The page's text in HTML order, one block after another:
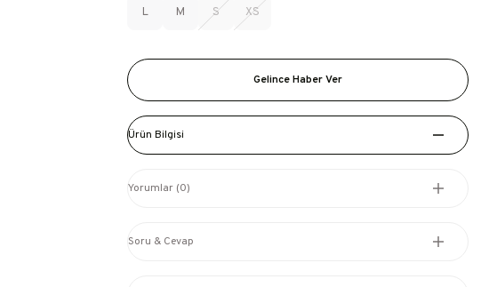
L M S XS
Gelince Haber Ver
Ürün Bilgisi
Yorumlar (0)
Soru & Cevap